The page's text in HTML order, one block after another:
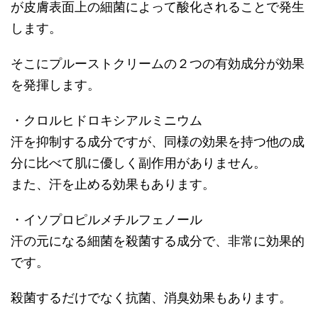
が皮膚表面上の細菌によって酸化されることで発生
します。
そこにプルーストクリームの２つの有効成分が効果
を発揮します。
・クロルヒドロキシアルミニウム
汗を抑制する成分ですが、同様の効果を持つ他の成
分に比べて肌に優しく副作用がありません。
また、汗を止める効果もあります。
・イソプロピルメチルフェノール
汗の元になる細菌を殺菌する成分で、非常に効果的
です。
殺菌するだけでなく抗菌、消臭効果もあります。